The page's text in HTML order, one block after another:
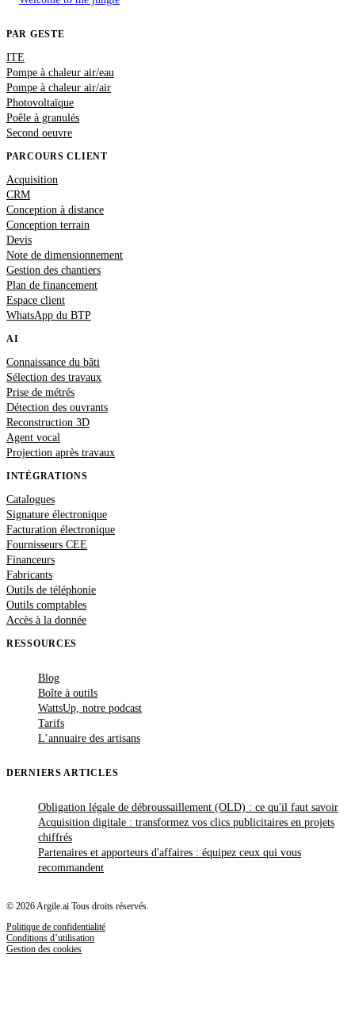
PAR GESTE
ITE
Pompe à chaleur air/eau
Pompe à chaleur air/air
Photovoltaïque
Poêle à granulés
Second oeuvre
PARCOURS CLIENT
Acquisition
CRM
Conception à distance
Conception terrain
Devis
Note de dimensionnement
Gestion des chantiers
Plan de financement
Espace client
WhatsApp du BTP
AI
Connaissance du bâti
Sélection des travaux
Prise de métrés
Détection des ouvrants
Reconstruction 3D
Agent vocal
Projection après travaux
INTÉGRATIONS
Catalogues
Signature électronique
Facturation électronique
Fournisseurs CEE
Financeurs
Fabricants
Outils de téléphonie
Outils comptables
Accès à la donnée
RESSOURCES
Blog
Boîte à outils
WattsUp, notre podcast
Tarifs
L’annuaire des artisans
DERNIERS ARTICLES
Obligation légale de débroussaillement (OLD) : ce qu'il faut savoir
Acquisition digitale : transformez vos clics publicitaires en projets
chiffrés
Partenaires et apporteurs d'affaires : équipez ceux qui vous
recommandent
© 2026 Argile.ai Tous droits réservés.
Politique de confidentialité
Conditions d’utilisation
Gestion des cookies